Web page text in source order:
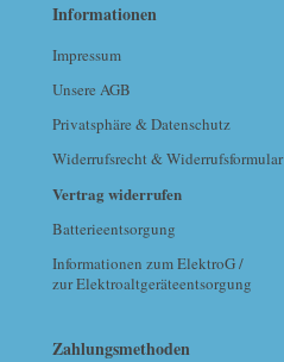
Informationen
Impressum
Unsere AGB
Privatsphäre & Datenschutz
Widerrufsrecht & Widerrufsformular
Vertrag widerrufen
Batterieentsorgung
Informationen zum ElektroG /
zur Elektroaltgeräteentsorgung
Zahlungsmethoden